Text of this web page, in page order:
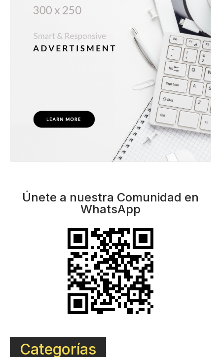
Únete a nuestra Comunidad en
WhatsApp
Categorías